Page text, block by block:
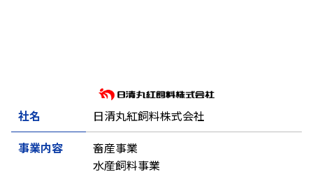
社名
日清丸紅飼料株式会社
事業内容
畜産事業
水産飼料事業